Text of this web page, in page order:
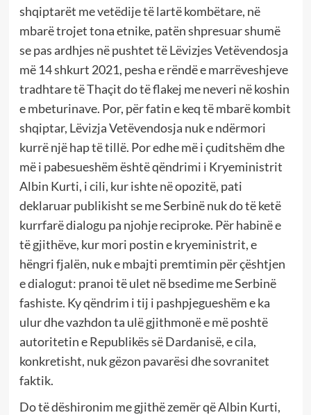
shqiptarët me vetëdije të lartë kombëtare, në
mbarë trojet tona etnike, patën shpresuar shumë
se pas ardhjes në pushtet të Lëvizjes Vetëvendosja
më 14 shkurt 2021, pesha e rëndë e marrëveshjeve
tradhtare të Thaçit do të flakej me neveri në koshin
e mbeturinave. Por, për fatin e keq të mbarë kombit
shqiptar, Lëvizja Vetëvendosja nuk e ndërmori
kurrë një hap të tillë. Por edhe më i çuditshëm dhe
më i pabesueshëm është qëndrimi i Kryeministrit
Albin Kurti, i cili, kur ishte në opozitë, pati
deklaruar publikisht se me Serbinë nuk do të ketë
kurrfarë dialogu pa njohje reciproke. Për habinë e
të gjithëve, kur mori postin e kryeministrit, e
hëngri fjalën, nuk e mbajti premtimin për çështjen
e dialogut: pranoi të ulet në bsedime me Serbinë
fashiste. Ky qëndrim i tij i pashpjegueshëm e ka
ulur dhe vazhdon ta ulë gjithmonë e më poshtë
autoritetin e Republikës së Dardanisë, e cila,
konkretisht, nuk gëzon pavarësi dhe sovranitet
faktik.
Do të dëshironim me gjithë zemër që Albin Kurti,